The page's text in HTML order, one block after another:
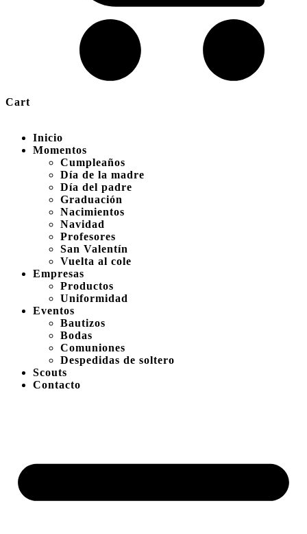
Cart
Inicio
Momentos
Cumpleaños
Día de la madre
Día del padre
Graduación
Nacimientos
Navidad
Profesores
San Valentín
Vuelta al cole
Empresas
Productos
Uniformidad
Eventos
Bautizos
Bodas
Comuniones
Despedidas de soltero
Scouts
Contacto